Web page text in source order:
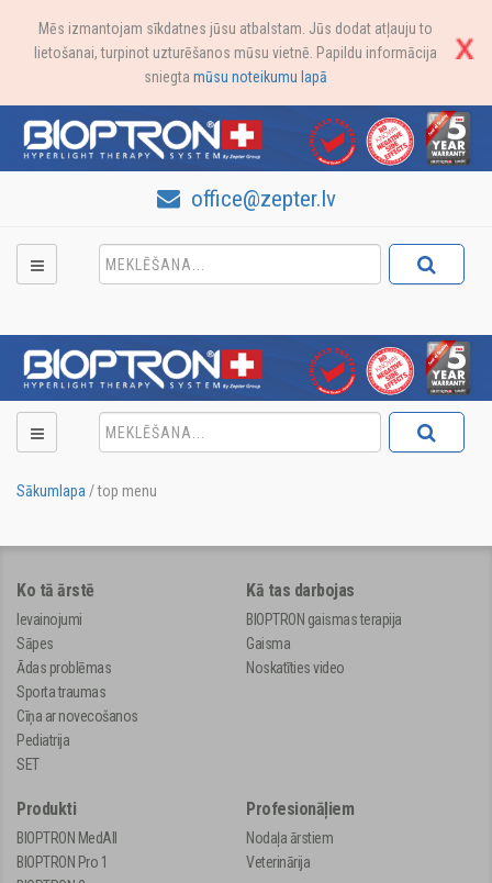
Mēs izmantojam sīkdatnes jūsu atbalstam. Jūs dodat atļauju to
lietošanai, turpinot uzturēšanos mūsu vietnē. Papildu informācija
sniegta mūsu noteikumu lapā
office@zepter.lv
Sākumlapa /top menu
Ko tā ārstē
Ievainojumi
Sāpes
Ādas problēmas
Sporta traumas
Cīņa ar novecošanos
Pediatrija
SET
Kā tas darbojas
BIOPTRON gaismas terapija
Gaisma
Noskatīties video
Produkti
BIOPTRON MedAll
BIOPTRON Pro 1
Profesionāļiem
Nodaļa ārstiem
Veterinārija